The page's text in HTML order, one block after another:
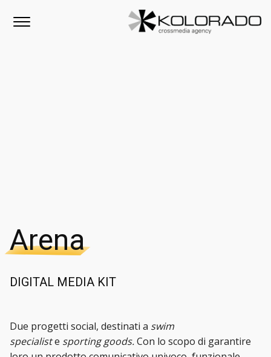
Arena
DIGITAL MEDIA KIT
Due progetti social, destinati a swim
specialiste sporting goods.Con lo scopo di garantire